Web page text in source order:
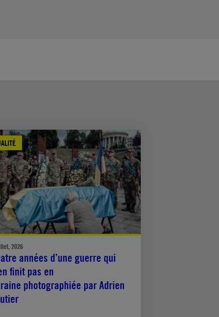
2026
années d’une guerre qui
finit pas en
photographiée par Adrien